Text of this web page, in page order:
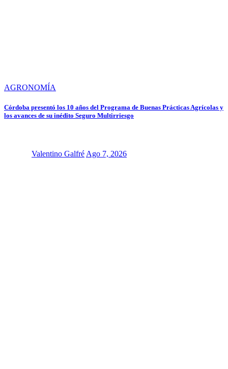
AGRONOMÍA
Córdoba presentó los 10 años del Programa de Buenas Prácticas Agrícolas y
los avances de su inédito Seguro Multirriesgo
Valentino GalfréAgo 7, 2026